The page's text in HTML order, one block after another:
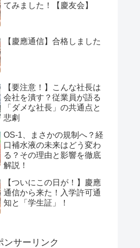
てみました！【慶友会】
【慶應通信】合格しました
【要注意！】こんな社長は
会社を潰す？従業員が語る
「ダメな社長」の共通点と
悲劇
OS-1、まさかの規制へ？経
口補水液の未来はどう変わ
る？その理由と影響を徹底
解説！
【ついにこの日が！】慶應
通信から来た！入学許可通
知と「学生証」！
ンサーリンク